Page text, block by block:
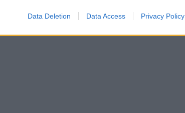
Data Deletion Data Access Privacy Policy